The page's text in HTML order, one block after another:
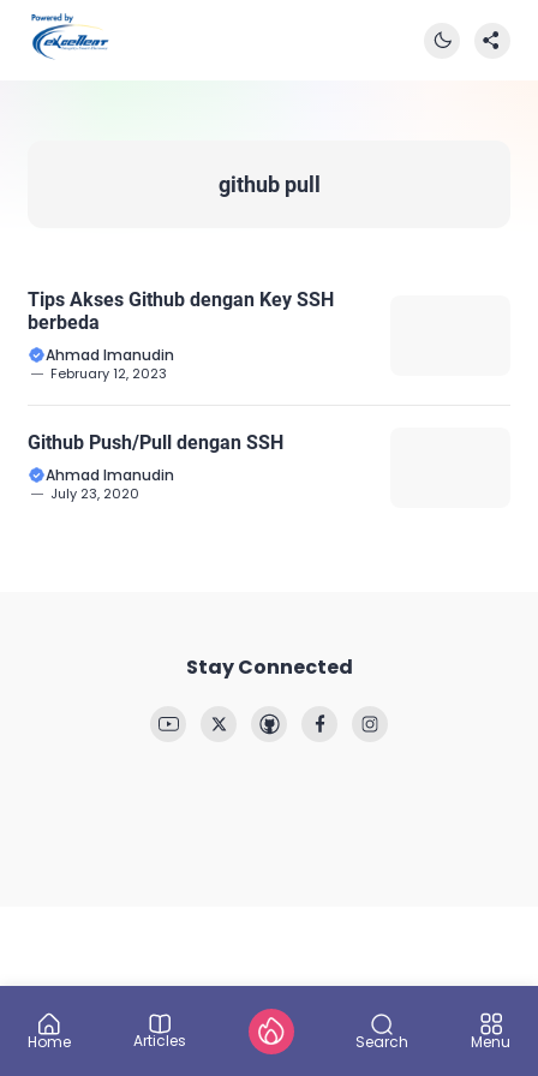
github pull
Tips Akses Github dengan Key SSH
berbeda
Ahmad Imanudin
February 12, 2023
Github Push/Pull dengan SSH
Ahmad Imanudin
July 23, 2020
Stay Connected
Home Articles Search Menu